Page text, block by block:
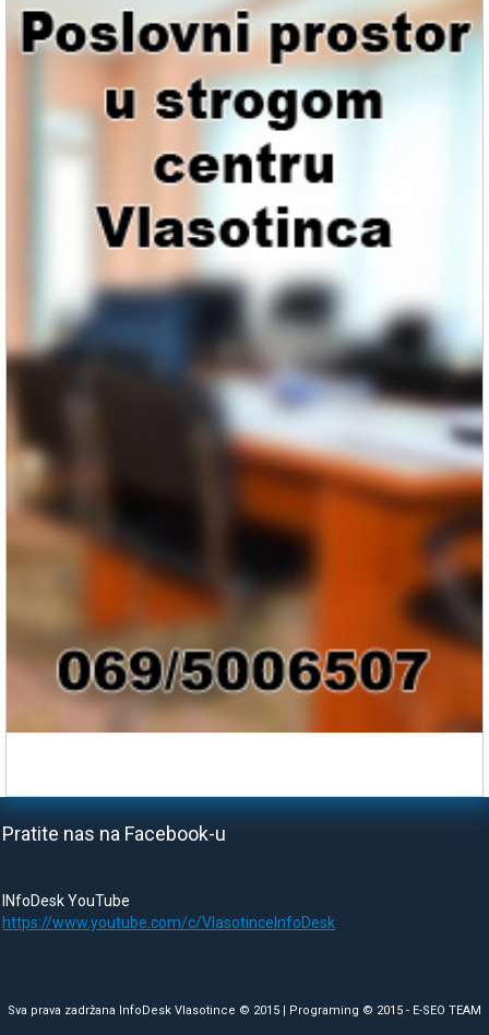
Pratite nas na Facebook-u
INfoDesk YouTube
https://www.youtube.com/c/VlasotinceInfoDesk
Sva prava zadržana InfoDesk Vlasotince © 2015 | Programing © 2015 - E-SEO TEAM